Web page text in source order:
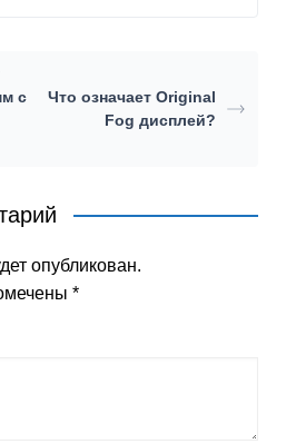
с
Что означает Original
Fog дисплей?
опубликован.
*